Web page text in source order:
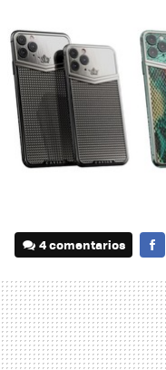
4 comentarios